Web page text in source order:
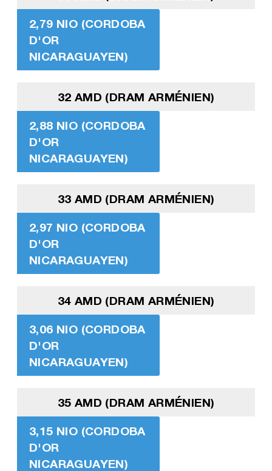
2,79 NIO (CORDOBA
D'OR
NICARAGUAYEN)
32 AMD (DRAM ARMÉNIEN)
2,88 NIO (CORDOBA
D'OR
NICARAGUAYEN)
33 AMD (DRAM ARMÉNIEN)
2,97 NIO (CORDOBA
D'OR
NICARAGUAYEN)
34 AMD (DRAM ARMÉNIEN)
3,06 NIO (CORDOBA
D'OR
NICARAGUAYEN)
35 AMD (DRAM ARMÉNIEN)
3,15 NIO (CORDOBA
D'OR
NICARAGUAYEN)